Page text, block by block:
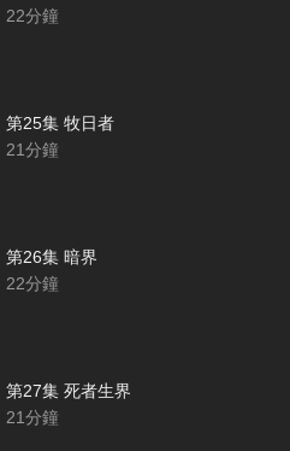
22分鐘
第25集 牧日者
21分鐘
第26集 暗界
22分鐘
第27集 死者生界
21分鐘